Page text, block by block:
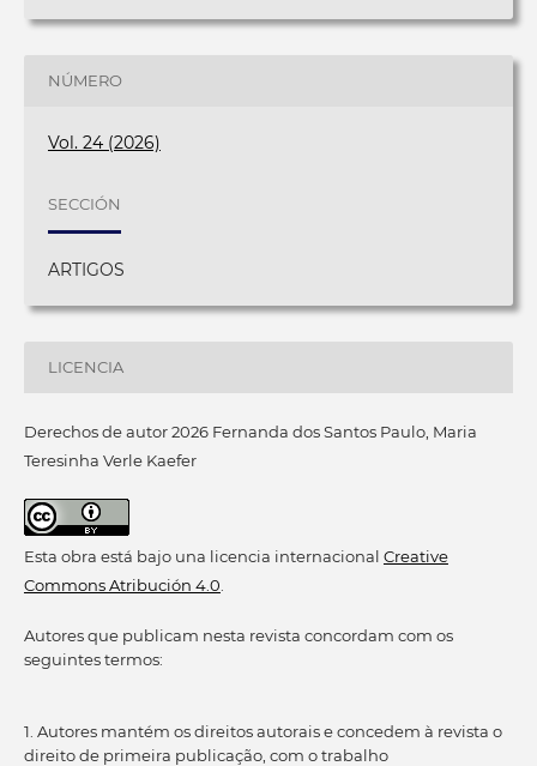
NÚMERO
Vol. 24 (2026)
SECCIÓN
ARTIGOS
LICENCIA
Derechos de autor 2026 Fernanda dos Santos Paulo, Maria
Teresinha Verle Kaefer
Esta obra está bajo una licencia internacional Creative
Commons Atribución 4.0
Autores que publicam nesta revista concordam com os
seguintes termos:
1. Autores mantém os direitos autorais e concedem à revista o
direito de primeira publicação, com o trabalho